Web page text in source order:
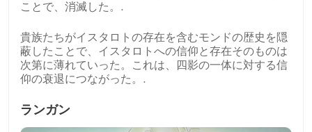
ことで、消滅した。.
貴族たちがイスタロトの存在を含むモンドの歴史を隠
蔽したことで、イスタロトへの信仰と存在そのものは
次第に薄れていった。これは、四影の一体に対する信
仰の衰退につながった。.
ランガン